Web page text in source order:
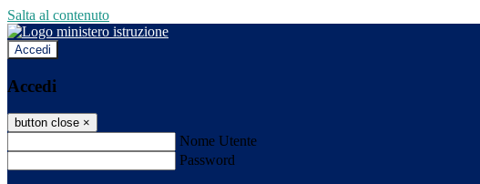
Salta al contenuto
Accedi
Accedi
button close ×
Nome Utente
Password